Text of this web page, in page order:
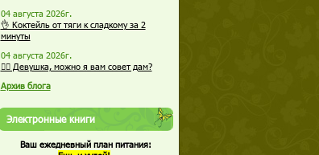
04 августа 2026г.
👌 Коктейль от тяги к сладкому за 2
минуты
04 августа 2026г.
🏋️‍♀️ Девушка, можно я вам совет дам?
Архив блога
Электронные книги
Ваш ежедневный план питания: